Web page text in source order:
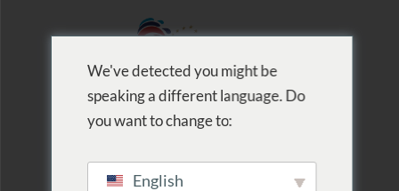
We've detected you might be
speaking a different language. Do
you want to change to:
English